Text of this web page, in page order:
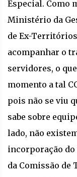
Especial. Como
Ministério da
de Ex-
acompanhar o
servidores, o
momento a tal
pois não se viu
sabe sobre
lado, não
incorporação do
da Comissão de